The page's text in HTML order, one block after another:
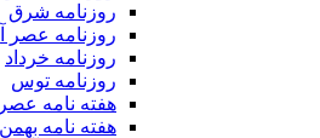
روزنامه شرق
روزنامه عصر
روزنامه خرداد
روزنامه توس
هفته نامه
هفته نامه بهمن